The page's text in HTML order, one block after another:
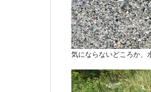
気にならないどころか、